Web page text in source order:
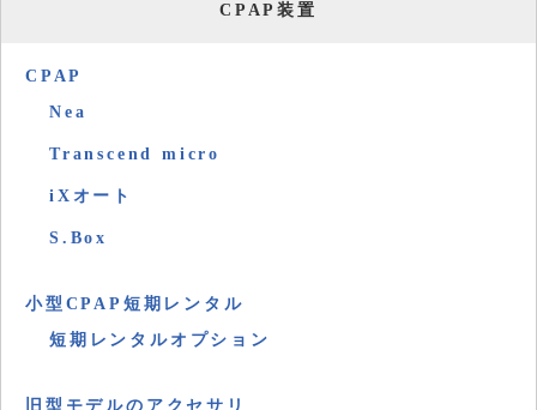
CPAP装置
CPAP
Nea
Transcend micro
iXオート
S.Box
小型CPAP短期レンタル
短期レンタルオプション
旧型モデルのアクセサリ